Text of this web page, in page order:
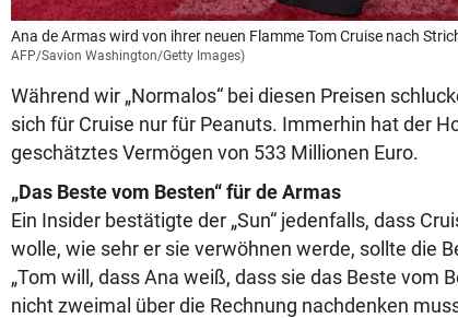
Ana de Armas wird von ihrer neuen Flamme Tom Cruise nach
AFP/Savion Washington/Getty Images)
Während wir „Normalos“ bei diesen Preisen
sich für Cruise nur für Peanuts. Immerhin hat der
geschätztes Vermögen von 533 Millionen Euro.
„Das Beste vom Besten“ für de Armas
Ein Insider bestätigte der „Sun“ jedenfalls, dass
wolle, wie sehr er sie verwöhnen werde, sollte die
„Tom will, dass Ana weiß, dass sie das Beste vom
nicht zweimal über die Rechnung nachdenken